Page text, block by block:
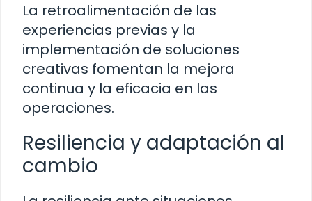
La retroalimentación de las
experiencias previas y la
implementación de soluciones
creativas fomentan la mejora
continua y la eficacia en las
operaciones.
Resiliencia y adaptación al
cambio